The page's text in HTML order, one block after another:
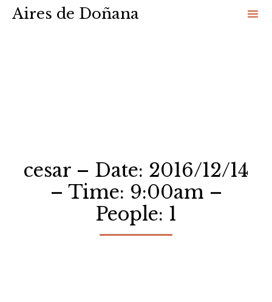
Aires de Doñana
cesar – Date: 2016/12/14
– Time: 9:00am –
People: 1